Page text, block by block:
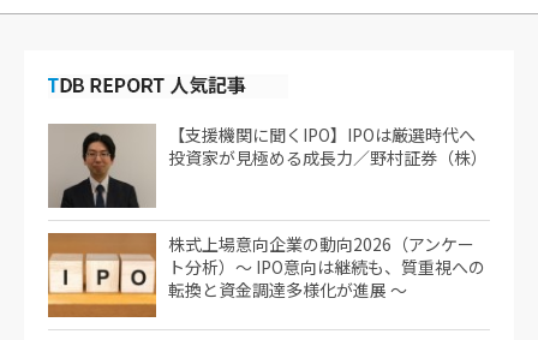
【支援機関に聞くIPO】IPOは厳選時代へ
投資家が見極める成長力／野村証券（株）
株式上場意向企業の動向2026（アンケー
ト分析）～ IPO意向は継続も、質重視への
転換と資金調達多様化が進展 ～